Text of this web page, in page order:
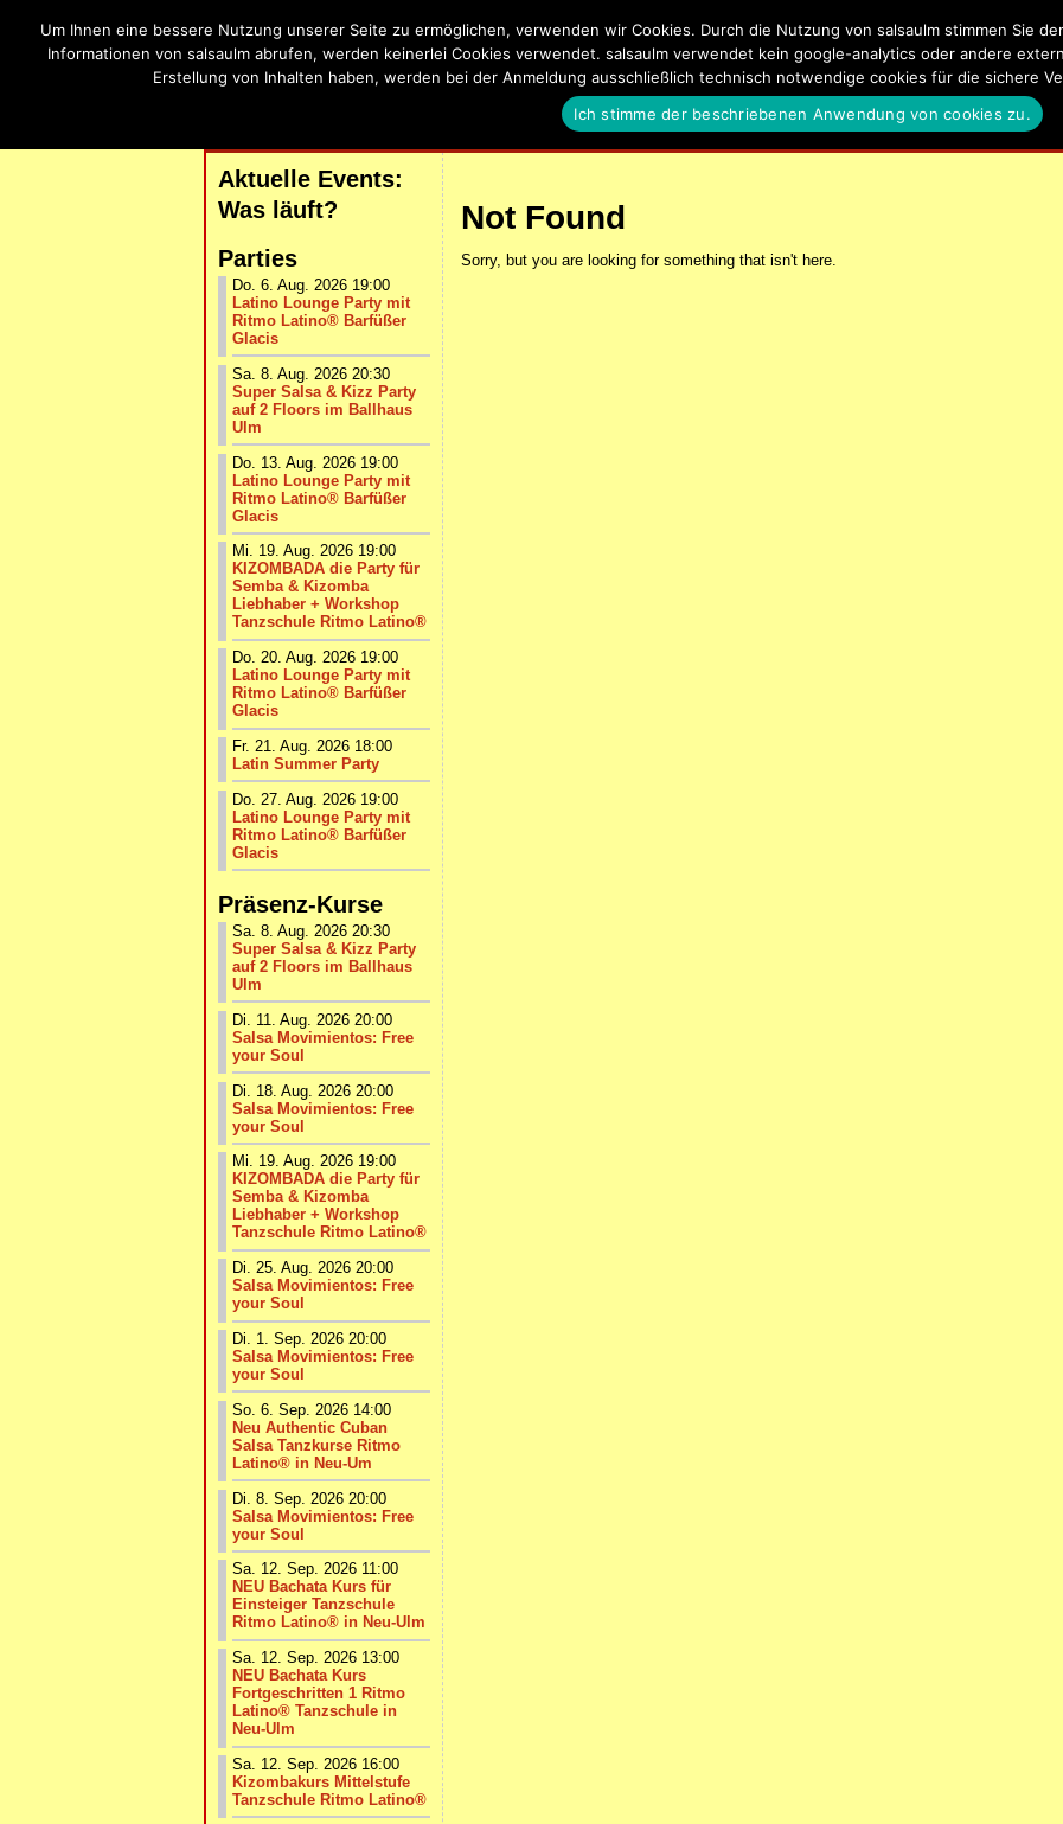
SalsaUlm
Salsa, Bachata, Kizomba, Zouk und Latin Events in Ulm, Neu-Ulm und
Aktuelle Events:
Was läuft?
Parties
Do. 6. Aug. 2026 19:00
Latino Lounge Party mit
Ritmo Latino® Barfüßer
Glacis
Sa. 8. Aug. 2026 20:30
Super Salsa & Kizz Party
auf 2 Floors im Ballhaus
Ulm
Do. 13. Aug. 2026 19:00
Latino Lounge Party mit
Ritmo Latino® Barfüßer
Glacis
Mi. 19. Aug. 2026 19:00
KIZOMBADA die Party für
Semba & Kizomba
Liebhaber + Workshop
Tanzschule Ritmo Latino®
Do. 20. Aug. 2026 19:00
Latino Lounge Party mit
Ritmo Latino® Barfüßer
Glacis
Fr. 21. Aug. 2026 18:00
Latin Summer Party
Do. 27. Aug. 2026 19:00
Latino Lounge Party mit
Ritmo Latino® Barfüßer
Glacis
Präsenz-Kurse
Sa. 8. Aug. 2026 20:30
Super Salsa & Kizz Party
auf 2 Floors im Ballhaus
Ulm
Di. 11. Aug. 2026 20:00
Salsa Movimientos: Free
your Soul
Di. 18. Aug. 2026 20:00
Salsa Movimientos: Free
your Soul
Mi. 19. Aug. 2026 19:00
KIZOMBADA die Party für
Semba & Kizomba
Liebhaber + Workshop
Tanzschule Ritmo Latino®
Di. 25. Aug. 2026 20:00
Salsa Movimientos: Free
your Soul
Di. 1. Sep. 2026 20:00
Salsa Movimientos: Free
your Soul
So. 6. Sep. 2026 14:00
Neu Authentic Cuban
Salsa Tanzkurse Ritmo
Latino® in Neu-Um
Di. 8. Sep. 2026 20:00
Salsa Movimientos: Free
your Soul
Sa. 12. Sep. 2026 11:00
NEU Bachata Kurs für
Einsteiger Tanzschule
Ritmo Latino® in Neu-Ulm
Sa. 12. Sep. 2026 13:00
NEU Bachata Kurs
Fortgeschritten 1 Ritmo
Latino® Tanzschule in
Neu-Ulm
Sa. 12. Sep. 2026 16:00
Kizombakurs Mittelstufe
Tanzschule Ritmo Latino®
Not Found
Sorry, but you are looking for something that isn't here.
Um Ihnen eine bessere Nutzung unserer Seite zu ermöglichen, verwenden wir Cookies. Durch die Nutzung von salsaulm stimmen Sie
Informationen von salsaulm abrufen, werden keinerlei Cookies verwendet. salsaulm verwendet kein google-analytics oder andere
Erstellung von Inhalten haben, werden bei der Anmeldung ausschließlich technisch notwendige cookies für die sichere
Ich stimme der beschriebenen Anwendung von cookies zu.